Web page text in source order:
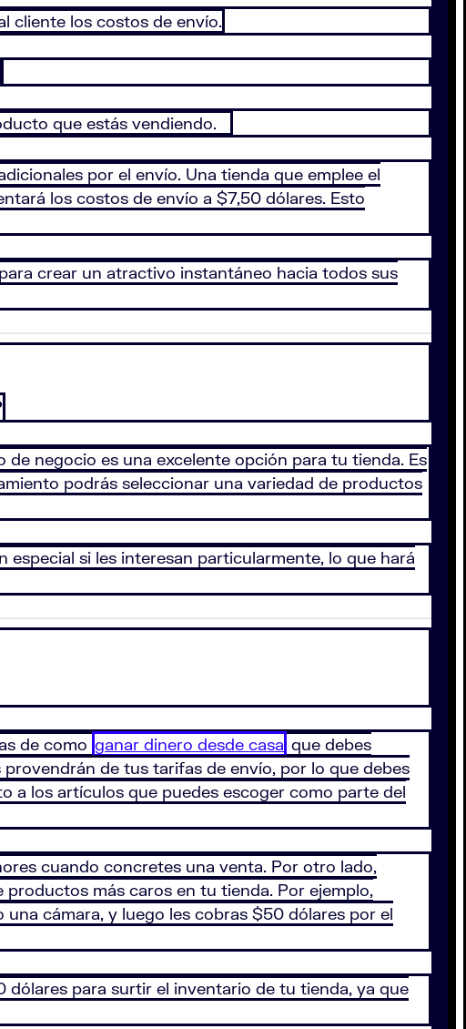
cliente los costos de envío.
que estás vendiendo.
por el envío. Una tienda que emplee el
los costos de envío a $7,50 dólares. Esto
crear un atractivo instantáneo hacia todos sus
de negocio es una excelente opción para tu tienda. Es
podrás seleccionar una variedad de productos
si les interesan particularmente, lo que hará
de como ganar dinero desde casa que debes
de tus tarifas de envío, por lo que debes
a los artículos que puedes escoger como parte del
cuando concretes una venta. Por otro lado,
más caros en tu tienda. Por ejemplo,
cámara, y luego les cobras $50 dólares por el
para surtir el inventario de tu tienda, ya que